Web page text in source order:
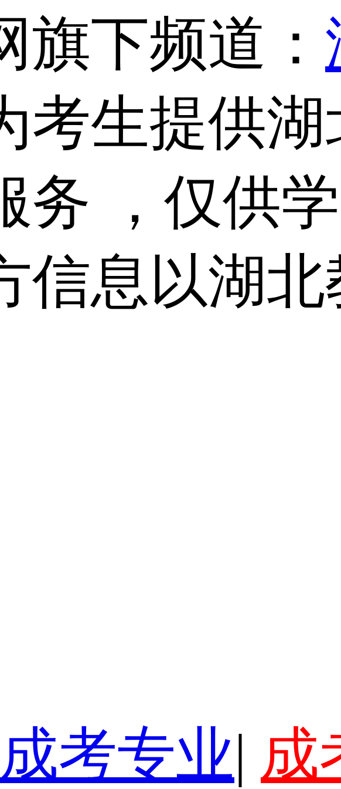
旗下频道：
考生提供湖
务 ，仅供
信息以湖北
成考专业| 成